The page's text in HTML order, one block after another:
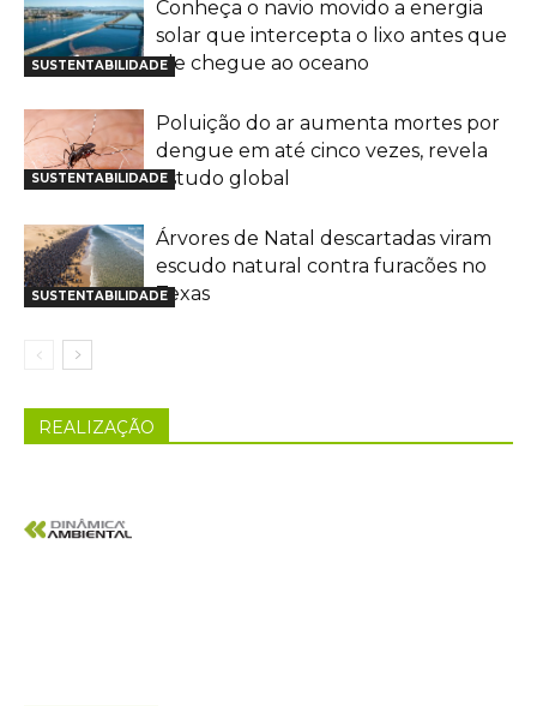
SUSTENTABILIDADE
Conheça o navio movido a energia
solar que intercepta o lixo antes que
ele chegue ao oceano
SUSTENTABILIDADE
Poluição do ar aumenta mortes por
dengue em até cinco vezes, revela
estudo global
SUSTENTABILIDADE
Árvores de Natal descartadas viram
escudo natural contra furacões no
Texas
REALIZAÇÃO